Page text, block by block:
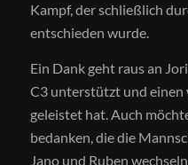
Kampf, der schließlich
entschieden wurde.
Ein Dank geht raus an
C3 unterstützt und einen
geleistet hat. Auch
bedanken, die die
Jano und Ruben